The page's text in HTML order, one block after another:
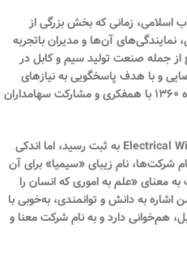
زمانی که بخش بزرگی از
آن‌ها و مدیران باتجربه
از جمله صنعت تولید سیم و کابل در
و با هدف پاسخگویی به نیازهای
با همفکری و مشارکت سهامداران
Electrical به ثبت رسید، اما اندکی
شرکت‌ها، نام زیبای«سیمیا»برای آن
معنای «علم به اموری که انسان را
به دانش و توانمندی، به‌خوبی با
هم‌خوانی دارد و به نام شرکت معنا و